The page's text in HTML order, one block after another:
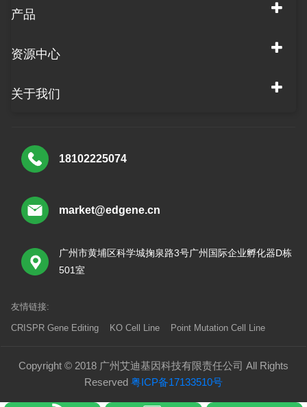
产品
资源中心
关于我们
18102225074
market@edgene.cn
广州市黄埔区科学城掬泉路3号广州国际企业孵化器D栋
501室
友情链接:
CRISPR Gene Editing KO Cell Line Point Mutation Cell Line
Copyright © 2018 广州艾迪基因科技有限责任公司 All Rights
Reserved 粤ICP备17133510号